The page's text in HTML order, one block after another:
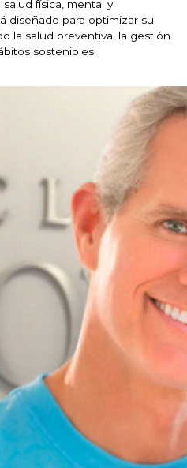
física, mental y
diseñado para optimizar su
la salud preventiva, la gestión
sostenibles.